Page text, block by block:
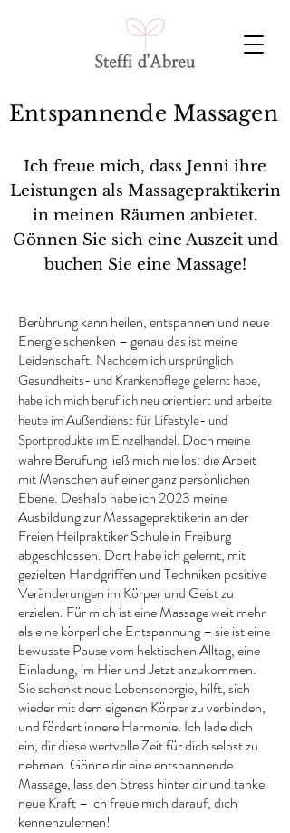
Entspannende Massagen
Ich freue mich, dass Jenni ihre
Leistungen als Massagepraktikerin
in meinen Räumen anbietet.
Gönnen Sie sich eine Auszeit und
buchen Sie eine Massage!
Berührung kann heilen, entspannen und neue
Energie schenken – genau das ist meine
Leidenschaft. Nachdem ich ursprünglich
Gesundheits- und Krankenpflege gelernt habe,
habe ich mich beruflich neu orientiert und arbeite
heute im Außendienst für Lifestyle- und
Sportprodukte im Einzelhandel.Doch meine
wahre Berufung ließ mich nie los: die Arbeit
mit Menschen auf einer ganz persönlichen
Ebene. Deshalb habe ich 2023 meine
Ausbildung zur Massagepraktikerin an der
Freien Heilpraktiker Schule in Freiburg
abgeschlossen. Dort habe ich gelernt, mit
gezielten Handgriffen und Techniken positive
Veränderungen im Körper und Geist zu
erzielen. Für mich ist eine Massage weit mehr
als eine körperliche Entspannung – sie ist eine
bewusste Pause vom hektischen Alltag, eine
Einladung, im Hier und Jetzt anzukommen.
Sie schenkt neue Lebensenergie, hilft, sich
wieder mit dem eigenen Körper zu verbinden,
und fördert innere Harmonie. Ich lade dich
ein, dir diese wertvolle Zeit für dich selbst zu
nehmen. Gönne dir eine entspannende
Massage, lass den Stress hinter dir und tanke
neue Kraft – ich freue mich darauf, dich
kennenzulernen!